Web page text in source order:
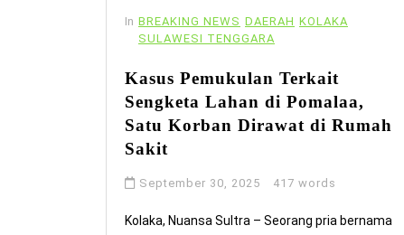
In BREAKING NEWS DAERAH KOLAKA
SULAWESI TENGGARA
Kasus Pemukulan Terkait
Sengketa Lahan di Pomalaa,
Satu Korban Dirawat di Rumah
Sakit
September 30, 2025 417 words
Kolaka, Nuansa Sultra – Seorang pria bernama